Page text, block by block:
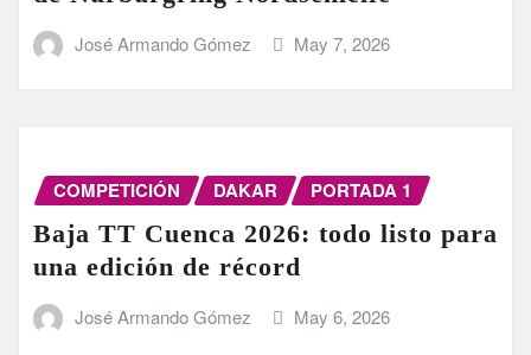
José Armando Gómez May 7, 2026
COMPETICIÓN DAKAR PORTADA 1
Baja TT Cuenca 2026: todo listo para
una edición de récord
José Armando Gómez May 6, 2026